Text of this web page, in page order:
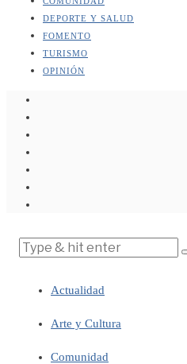
DEPORTE Y SALUD
FOMENTO
TURISMO
OPINIÓN
Actualidad
Arte y Cultura
Comunidad